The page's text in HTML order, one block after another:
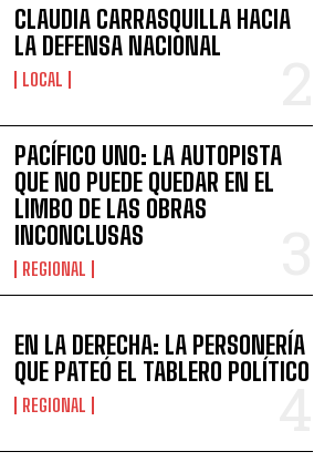
CLAUDIA CARRASQUILLA HACIA
LA DEFENSA NACIONAL
LOCAL
PACÍFICO UNO: LA AUTOPISTA
QUE NO PUEDE QUEDAR EN EL
LIMBO DE LAS OBRAS
INCONCLUSAS
REGIONAL
EN LA DERECHA: LA PERSONERÍA
QUE PATEÓ EL TABLERO POLÍTICO
REGIONAL